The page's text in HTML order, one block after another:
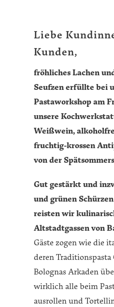
Liebe
Kunden,
fröhliches Lachen
Seufzen erfüllte bei
Pastaworkshop am
unsere
Weißwein,
fruchtig-krossen
von der
Gut gestärkt und
und grünen
reisten wir
Altstadtgassen von
Gäste zogen wie die
deren
Bolognas Arkaden
wirklich alle beim
ausrollen und